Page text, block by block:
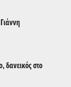
δανεικός στο